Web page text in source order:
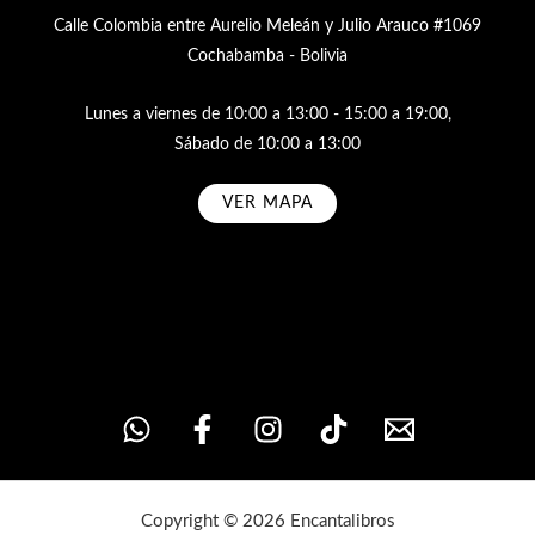
Calle Colombia entre Aurelio Meleán y Julio Arauco #1069
Cochabamba - Bolivia
Lunes a viernes de 10:00 a 13:00 - 15:00 a 19:00,
Sábado de 10:00 a 13:00
VER MAPA
Copyright © 2026 Encantalibros